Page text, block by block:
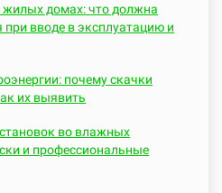
жилых домах: что должна
при вводе в эксплуатацию и
почему скачки
их выявить
во влажных
и профессиональные